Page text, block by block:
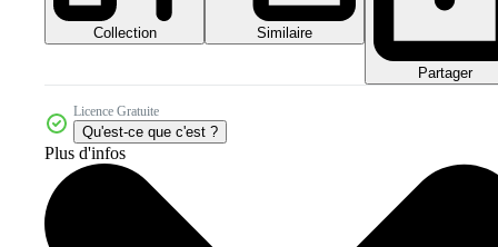
Collection Similaire
Partager
Licence Gratuite
Qu'est-ce que c'est ?
Plus d'infos